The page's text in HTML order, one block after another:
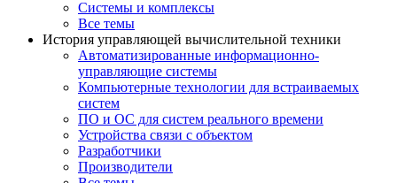
Системы и комплексы
Все темы
История управляющей вычислительной техники
Автоматизированные информационно-
управляющие системы
Компьютерные технологии для встраиваемых
систем
ПО и ОС для систем реального времени
Устройства связи с объектом
Разработчики
Производители